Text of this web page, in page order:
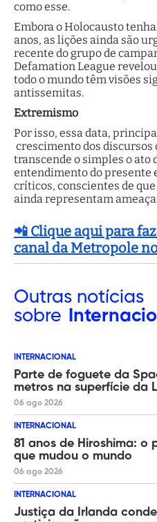
como esse.
Embora o Holocausto
anos, as lições ainda são
recente do grupo de
Defamation League
todo o mundo têm visões
antissemitas.
Extremismo
Por isso, essa data,
crescimento dos discursos
transcende o simples o ato
entendimento do presente
críticos, conscientes de
ainda representam
📲 Clique aqui para
canal da Metropole
Outras notícias
sobre
INTERNACIONAL
Parte de foguete da
metros na superfície da
06 ago 2026
INTERNACIONAL
81 anos de Hiroshima: o
que mudou o mundo
06 ago 2026
INTERNACIONAL
Justiça da Irlanda